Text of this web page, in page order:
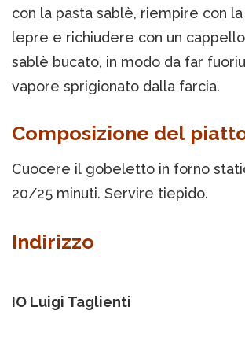
con la pasta sablè, riempire con
lepre e richiudere con un
sablè bucato, in modo da far
vapore sprigionato dalla farcia.
Composizione del
Cuocere il gobeletto in forno
20/25 minuti. Servire tiepido.
Indirizzo
IO Luigi Taglienti